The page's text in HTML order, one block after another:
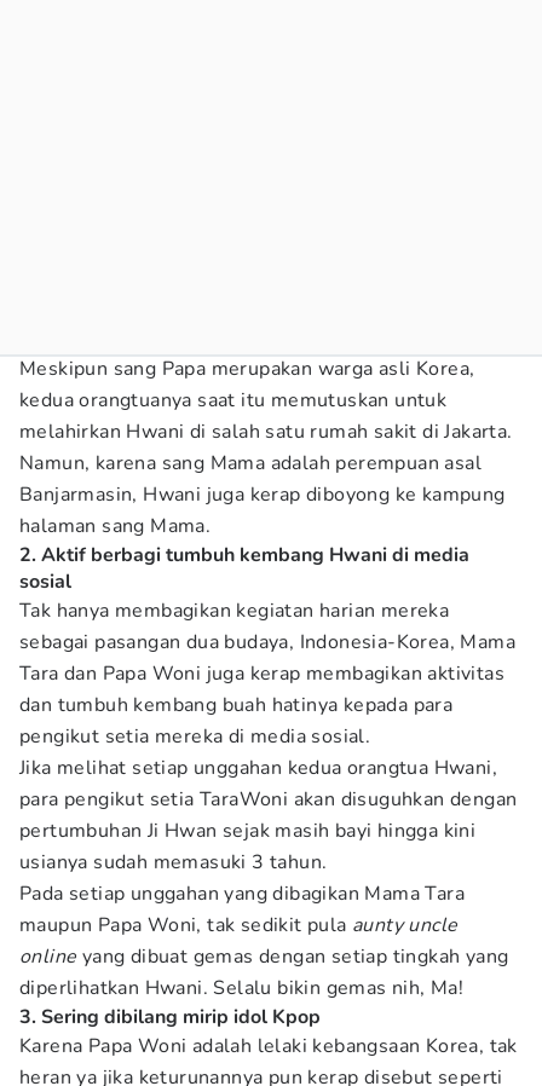
Meskipun sang Papa merupakan warga asli Korea,
kedua orangtuanya saat itu memutuskan untuk
melahirkan Hwani di salah satu rumah sakit di Jakarta.
Namun, karena sang Mama adalah perempuan asal
Banjarmasin, Hwani juga kerap diboyong ke kampung
halaman sang Mama.
2. Aktif berbagi tumbuh kembang Hwani di media
sosial
Tak hanya membagikan kegiatan harian mereka
sebagai pasangan dua budaya, Indonesia-Korea, Mama
Tara dan Papa Woni juga kerap membagikan aktivitas
dan tumbuh kembang buah hatinya kepada para
pengikut setia mereka di media sosial.
Jika melihat setiap unggahan kedua orangtua Hwani,
para pengikut setia TaraWoni akan disuguhkan dengan
pertumbuhan Ji Hwan sejak masih bayi hingga kini
usianya sudah memasuki 3 tahun.
Pada setiap unggahan yang dibagikan Mama Tara
maupun Papa Woni, tak sedikit pula aunty uncle
online yang dibuat gemas dengan setiap tingkah yang
diperlihatkan Hwani. Selalu bikin gemas nih, Ma!
3. Sering dibilang mirip idol Kpop
Karena Papa Woni adalah lelaki kebangsaan Korea, tak
heran ya jika keturunannya pun kerap disebut seperti